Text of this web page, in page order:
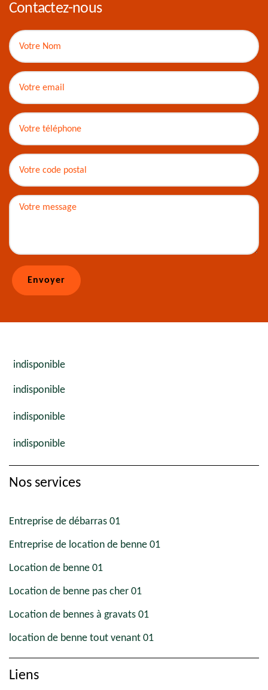
Contactez-nous
indisponible
indisponible
indisponible
indisponible
Nos services
Entreprise de débarras 01
Entreprise de location de benne 01
Location de benne 01
Location de benne pas cher 01
Location de bennes à gravats 01
location de benne tout venant 01
Liens